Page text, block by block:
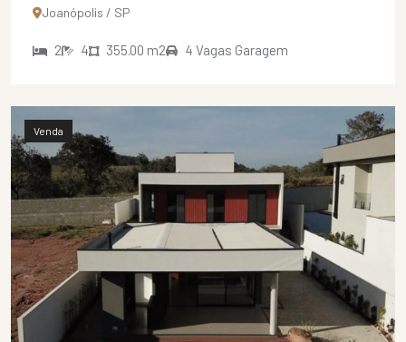
Joanópolis / SP
2 4 355.00 m2 4 Vagas Garagem
Venda